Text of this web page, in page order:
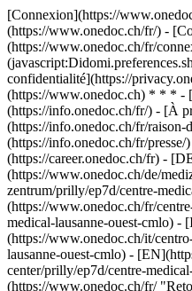
[Connexion](https://
(https://www.onedoc.ch/fr/) -
(https://www.onedoc.ch/fr/
confidentialité](https://
(https://www.onedoc.ch) * * * -
(https://info.onedoc.ch/fr/) - [À
(https://info.onedoc.ch/fr/raison-
(https://info.onedoc.ch/fr/presse/
(https://career.onedoc.ch/fr) -
(https://www.onedoc.ch/de/
zentrum/prilly/ep7d/centre-
(https://www.onedoc.ch/fr/
medical-lausanne-ouest-cmlo) -
(https://www.onedoc.ch/it/
lausanne-ouest-cmlo) -
center/prilly/ep7d/centre-
(https://www.onedoc.ch/fr/